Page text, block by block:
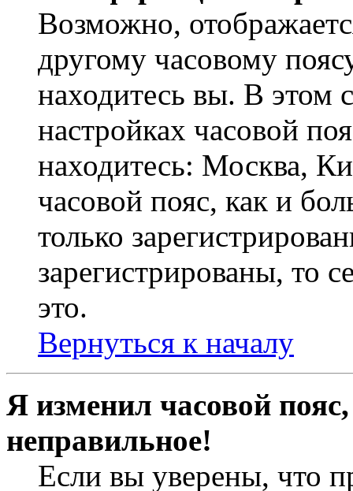
Возможно,
другому часовому
находитесь вы. В этом
настройках часовой
находитесь: Москва,
часовой пояс, как и
только
зарегистрированы, то
это.
Вернуться к началу
Я изменил часовой
неправильное!
Если вы уверены, что